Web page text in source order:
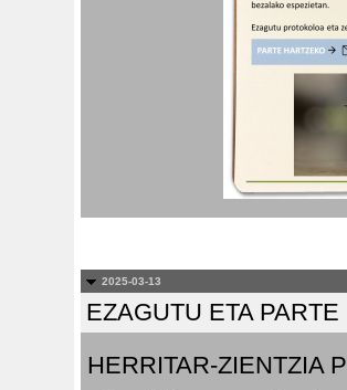
2025-03-13
EZAGUTU ETA
HERRITAR-ZIENTZIA